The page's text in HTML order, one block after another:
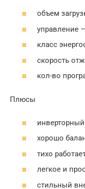
объем
управление
класс
скорость
кол-во
Плюсы
инверторный
хорошо
тихо
легкое и
стильный